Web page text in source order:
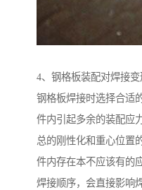
4、钢格板装配对焊接
钢格板焊接时选择合适
件内引起多余的装配应
总的刚性化和重心位置
件内存在本不应该有的
焊接顺序，会直接影响